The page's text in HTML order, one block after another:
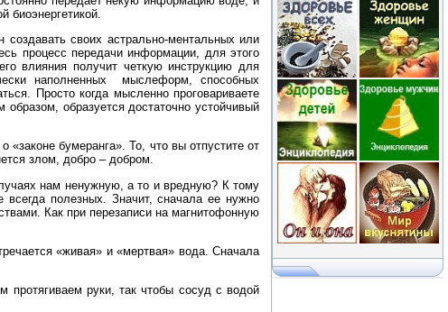
биоэнергетикой.
своих астрально-ментальных или
процесс передачи информации, для этого
влияния получит четкую инструкцию для
наполненных мыслеформ, способных
Просто когда мысленно проговариваете
образуется достаточно устойчивый
бумеранга». То, что вы отпустите от
злом, добро – добром.
нам ненужную, а то и вредную? К тому
полезных. Значит, сначала ее нужно
Как при перезаписи на магнитофонную
«живая» и «мертвая» вода. Сначала
протягиваем руки, так чтобы сосуд с водой